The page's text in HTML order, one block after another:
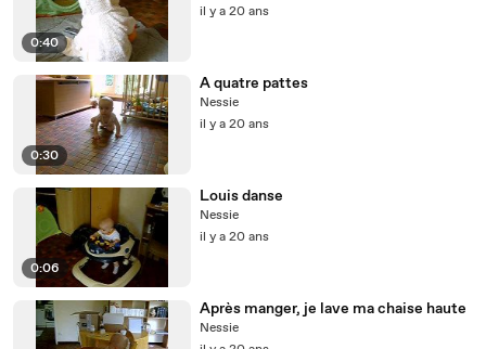
0:40
il y a 20 ans
0:30
A quatre pattes
Nessie
il y a 20 ans
0:06
Louis danse
Nessie
il y a 20 ans
Après manger, je lave ma chaise haute
Nessie